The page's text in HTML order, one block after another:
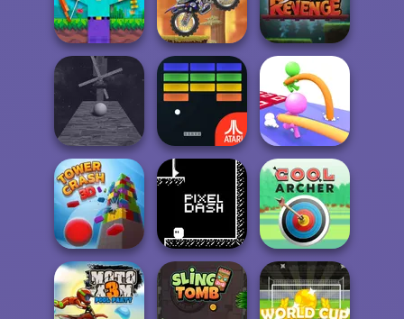
Arena: Horror
Nig...
Basketball FRVR Fruit Ninja
Noob vs 1000
Zombies!
X Trial Racing
Mountain
Advent...
Ninja Revenge
Roller Baller Atari Breakout Pole Vault 3D